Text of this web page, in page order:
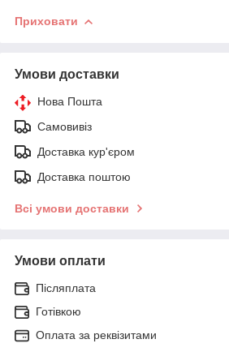
Приховати
Умови доставки
Нова Пошта
Самовивіз
Доставка кур'єром
Доставка поштою
Всі умови доставки
Умови оплати
Післяплата
Готівкою
Оплата за реквізитами